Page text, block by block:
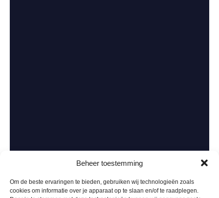
Beheer toestemming
Om de beste ervaringen te bieden, gebruiken wij technologieën zoals
cookies om informatie over je apparaat op te slaan en/of te raadplegen.